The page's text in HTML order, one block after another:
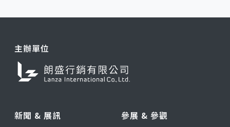
主辦單位
新聞 & 展訊
參展 & 參觀